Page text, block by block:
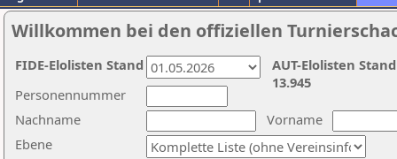
Willkommen bei den offiziellen
Nachname
Vorname
Ebene
Personennummer
AUT-Elolisten
13.945
FIDE-Elolisten Stand